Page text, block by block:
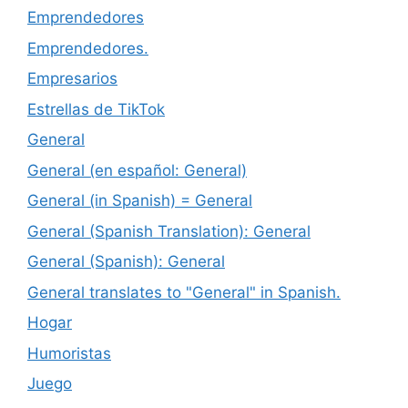
Emprendedores
Emprendedores.
Empresarios
Estrellas de TikTok
General
General (en español: General)
General (in Spanish) = General
General (Spanish Translation): General
General (Spanish): General
General translates to "General" in Spanish.
Hogar
Humoristas
Juego